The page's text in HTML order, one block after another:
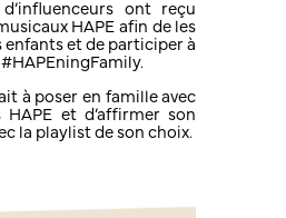
ont reçu
HAPE afin de les
enfants et de participer à
à poser en famille avec
HAPE et d’affirmer son
la playlist de son choix.